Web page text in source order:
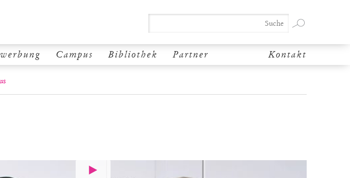
Campus Bibliothek Partner Kontakt